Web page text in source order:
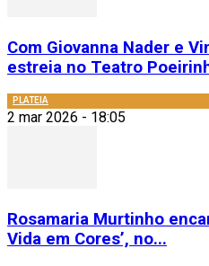
Com Giovanna Nader e
estreia no Teatro
PLATEIA
2 mar 2026 - 18:05
Rosamaria Murtinho
Vida em Cores’, no...